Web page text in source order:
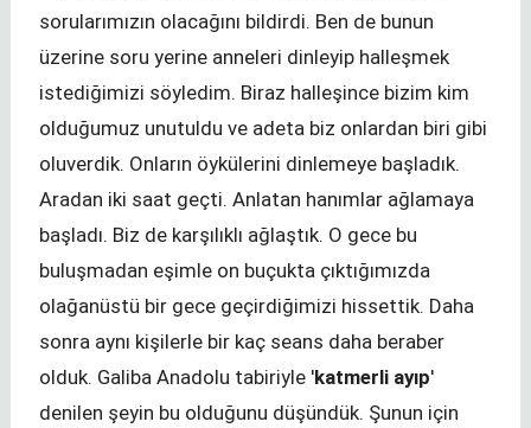
sorularımızın olacağını bildirdi. Ben de bunun
üzerine soru yerine anneleri dinleyip halleşmek
istediğimizi söyledim. Biraz halleşince bizim kim
olduğumuz unutuldu ve adeta biz onlardan biri gibi
oluverdik. Onların öykülerini dinlemeye başladık.
Aradan iki saat geçti. Anlatan hanımlar ağlamaya
başladı. Biz de karşılıklı ağlaştık. O gece bu
buluşmadan eşimle on buçukta çıktığımızda
olağanüstü bir gece geçirdiğimizi hissettik. Daha
sonra aynı kişilerle bir kaç seans daha beraber
olduk. Galiba Anadolu tabiriyle 'katmerli ayıp'
denilen şeyin bu olduğunu düşündük. Şunun için